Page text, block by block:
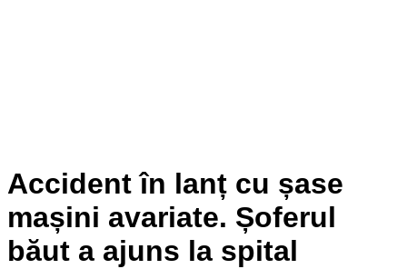
Accident în lanț cu șase
mașini avariate. Șoferul
băut a ajuns la spital